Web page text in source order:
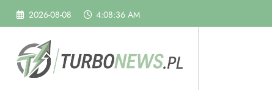
2026-08-08 4:08:37 AM